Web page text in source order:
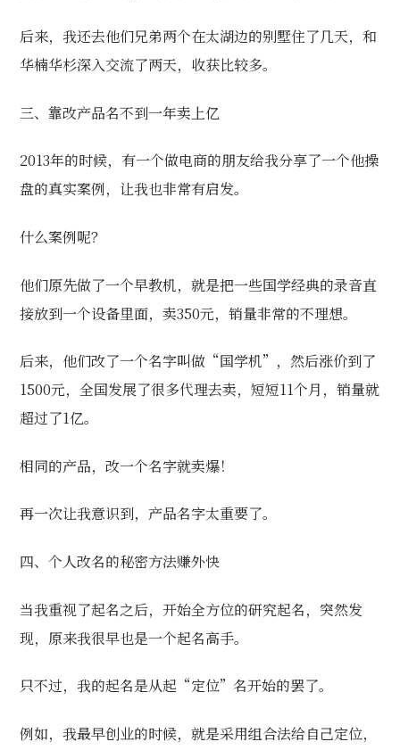
后来，我还去他们兄弟两个在太湖边的别墅住了几天，和
华楠华杉深入交流了两天，收获比较多。
三、靠改产品名不到一年卖上亿
2013年的时候，有一个做电商的朋友给我分享了一个他操
盘的真实案例，让我也非常有启发。
什么案例呢？
他们原先做了一个早教机，就是把一些国学经典的录音直
接放到一个设备里面，卖350元，销量非常的不理想。
后来，他们改了一个名字叫做“国学机”，然后涨价到了
1500元，全国发展了很多代理去卖，短短11个月，销量就
超过了1亿。
相同的产品，改一个名字就卖爆！
再一次让我意识到，产品名字太重要了。
四、个人改名的秘密方法赚外快
当我重视了起名之后，开始全方位的研究起名，突然发
现，原来我很早也是一个起名高手。
只不过，我的起名是从起“定位”名开始的罢了。
例如，我最早创业的时候，就是采用组合法给自己定位，